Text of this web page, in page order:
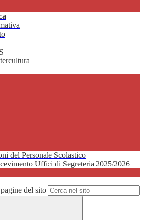
del Personale Scolastico
Uffici di Segreteria 2025/2026
del sito